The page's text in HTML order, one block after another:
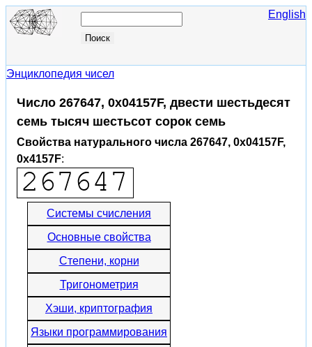
English
Энциклопедия чисел
Число 267647, 0x04157F, двести шестьдесят
семь тысяч шестьсот сорок семь
Свойства натурального числа 267647, 0x04157F,
0x4157F:
Системы счисления
Основные свойства
Степени, корни
Тригонометрия
Хэши, криптография
Языки программирования